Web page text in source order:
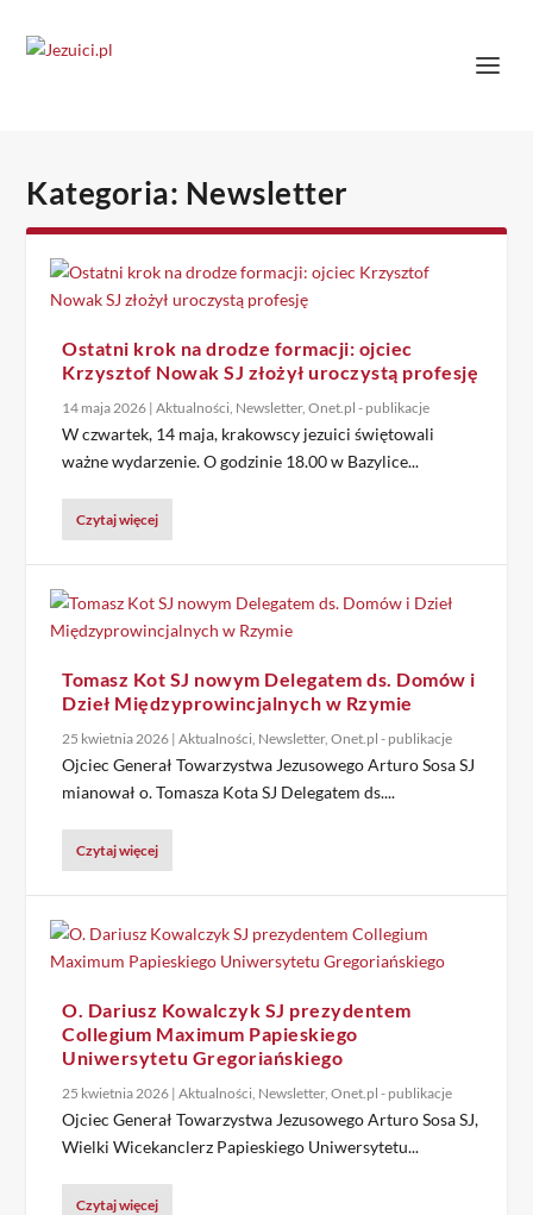
Kategoria: Newsletter
Ostatni krok na drodze formacji: ojciec
Krzysztof Nowak SJ złożył uroczystą profesję
14 maja 2026 |Aktualności, Newsletter,Onet.pl - publikacje
W czwartek, 14 maja, krakowscy jezuici świętowali
ważne wydarzenie. O godzinie 18.00 w Bazylice...
Czytaj więcej
Tomasz Kot SJ nowym Delegatem ds. Domów i
Dzieł Międzyprowincjalnych w Rzymie
25 kwietnia 2026 |Aktualności, Newsletter,Onet.pl - publikacje
Ojciec Generał Towarzystwa Jezusowego Arturo Sosa SJ
mianował o. Tomasza Kota SJ Delegatem ds....
Czytaj więcej
O. Dariusz Kowalczyk SJ prezydentem
Collegium Maximum Papieskiego
Uniwersytetu Gregoriańskiego
25 kwietnia 2026 |Aktualności, Newsletter,Onet.pl - publikacje
Ojciec Generał Towarzystwa Jezusowego Arturo Sosa SJ,
Wielki Wicekanclerz Papieskiego Uniwersytetu...
Czytaj więcej